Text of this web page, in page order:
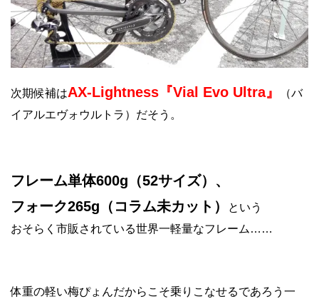
次期候補はAX-Lightness『Vial Evo Ultra』
（バ
イアルエヴォウルトラ）だそう。
フレーム単体600g（52サイズ）、
フォーク265g（コラム未カット）
という
おそらく市販されている世界一軽量なフレーム……
体重の軽い梅ぴょんだからこそ乗りこなせるであろう一